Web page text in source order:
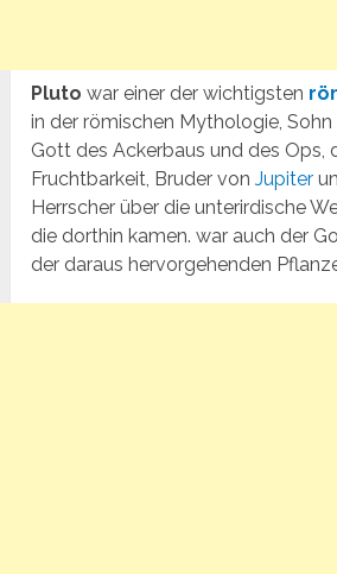
Pluto war einer der wichtigsten
in der römischen Mythologie,
Gott des Ackerbaus und des Ops,
Fruchtbarkeit, Bruder vonJupiter
Herrscher über die unterirdische
die dorthin kamen. war auch der
der daraus hervorgehenden